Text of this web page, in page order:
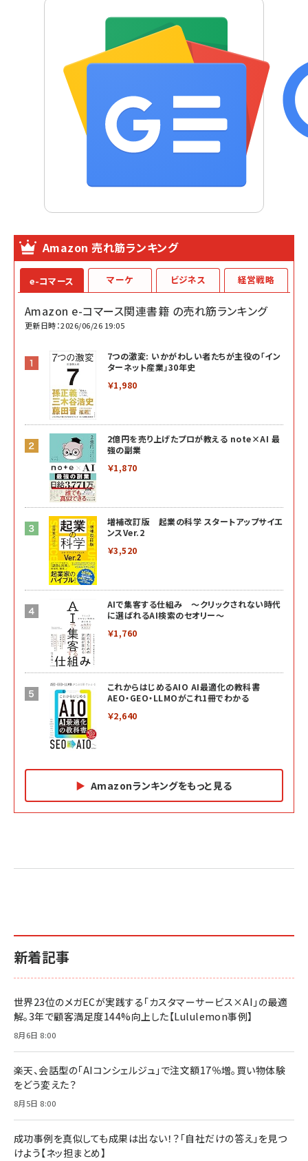
Amazon 売れ筋ランキング
e-コマース
Amazon e-コマース関連書籍 の売れ筋ランキング
更新日時：2026/06/26 19:05
7つの激変: いかがわしい者たちが主役の「イン
ターネット産業」30年史
￥1,980
2億円を売り上げたプロが教える note×AI 最
強の副業
￥1,870
増補改訂版 起業の科学 スタートアップサイエ
ンスVer.2
￥3,520
AIで集客する仕組み ～クリックされない時代
に選ばれるAI検索のセオリー～
￥1,760
これからはじめるAIO AI最適化の教科書
AEO・GEO・LLMOがこれ1冊でわかる
￥2,640
Amazonランキングをもっと見る
マーケ
2億円を売り上げたプロが教える note×AI 最強の
小さな会社は戦略が9割
￥1,815
る時代の成長戦略
￥2,420
￥2,200
ビジネス
anan(アンアン)2026/07/01号 No.2501[魅せる
anan(アンアン)2026/06/24号 No.2500増刊
anan(アンアン)2026/07/08号 No.2502[2026
年後半、あなたの恋と運命／山田涼介]
ママ投資家が育休中に１億貯めた株式投資
組織の成果を最大化する ルールのデザイン
￥1,980
経営戦略
ベインキャピタル 企業価値向上力の秘密
ルな本質」
￥2,750
新着記事
世界23位のメガECが実践する「カスタマーサービス×AI」の最適
解。3年で顧客満足度144%向上した【Lululemon事例】
8月6日 8:00
楽天、会話型の「AIコンシェルジュ」で注文額17％増。買い物体験
をどう変えた？
8月5日 8:00
成功事例を真似しても成果は出ない！？「自社だけの答え」を見つ
けよう【ネッ担まとめ】